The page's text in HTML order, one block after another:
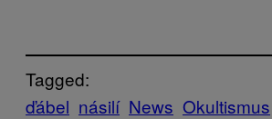
Tagged:
ďábel násilí News Okultismus